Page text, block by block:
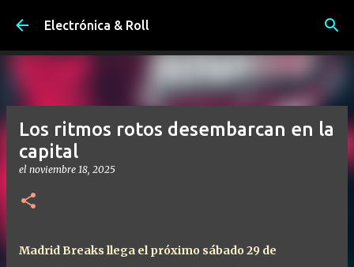
Ir al contenido principal
Electrónica & Roll
Los ritmos rotos desembarcan en la
capital
el noviembre 18, 2025
Madrid Breaks llega el próximo sábado 29 de